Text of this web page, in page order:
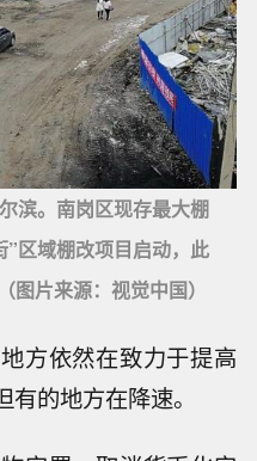
。南岗区现存最大棚
区域棚改项目启动，此
图片来源：视觉中国）
方依然在致力于提高
的地方在降速。